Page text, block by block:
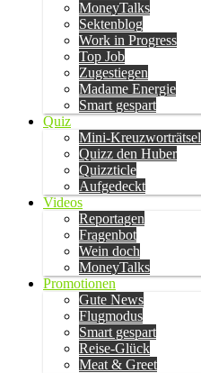
MoneyTalks
Sektenblog
Work in Progress
Top Job
Zugestiegen
Madame Energie
Smart gespart
Quiz
Mini-Kreuzworträtsel
Quizz den Huber
Quizzticle
Aufgedeckt
Videos
Reportagen
Fragenbot
Wein doch
MoneyTalks
Promotionen
Gute News
Flugmodus
Smart gespart
Reise-Glück
Meat & Greet